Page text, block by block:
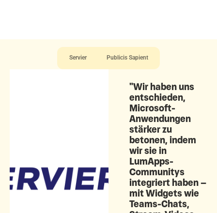
Servier Publicis Sapient
"Wir haben uns
entschieden,
Microsoft-
Anwendungen
stärker zu
betonen, indem
wir sie in
LumApps-
Communitys
integriert haben –
mit Widgets wie
Teams-Chats,